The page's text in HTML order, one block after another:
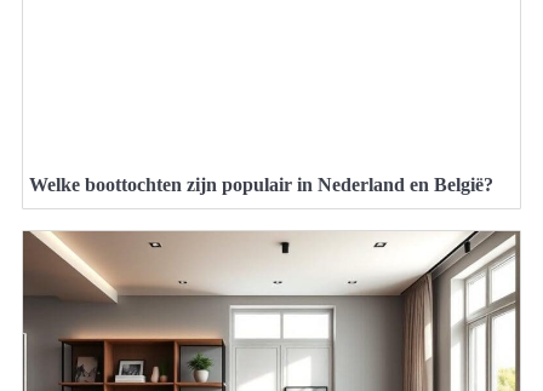
Welke boottochten zijn populair in Nederland en België?